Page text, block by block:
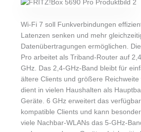
Wi-Fi 7 soll Funkverbindungen
Latenzen senken und mehr
Datenübertragungen ermöglichen.
Pro arbeitet als Triband-Router auf
GHz. Das 2,4-GHz-Band bleibt für
ältere Clients und größere Reichweite
dient in vielen Haushalten als
Geräte. 6 GHz erweitert das
kompatible Clients und kann
viele Nachbar-WLANs das 5-GHz-